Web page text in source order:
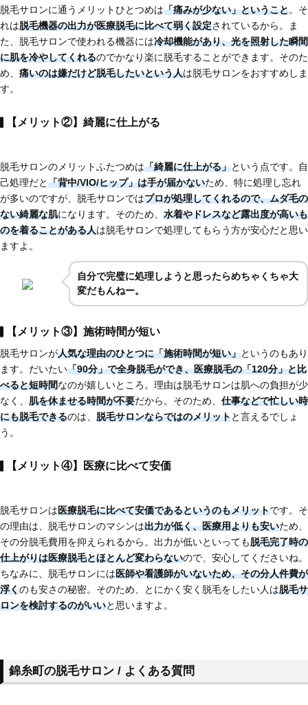
脱毛サロンに通うメリットひとつめは「痛みが少ない」ということ。そ
れは脱毛機器の出力が医療脱毛に比べて弱く設定されているから。ま
た、脱毛サロンで使われる機器には冷却機能があり、光を照射した瞬間
に肌を冷やしてくれるのでかなり楽に脱毛することができます。そのた
め、 痛いのは嫌だけど脱毛したいという人は脱毛サロンをおすすめしま
す。
【メリット②】綺麗に仕上がる
脱毛サロンのメリットふたつめは「綺麗に仕上がる」という点です。自
己処理だと「背中/VIO/ヒップ」は手が届かないため、特に処理し忘れ
が多いのですが、脱毛サロンではプロが処理してくれるので、ムダ毛の
ない綺麗な肌になります。そのため、 水着やドレスなど露出度が高いも
のを着ることがある人は脱毛サロンで処理してもらう方が安心だと思い
ますよ。
自分で完璧に処理しようと思ったらめちゃくちゃ大
変だもんねー。
【メリット③】施術時間が短い
脱毛サロンが人気な理由のひとつに「施術時間が短い」というのもあり
ます。だいたい「90分」で全身脱毛ができ、医療脱毛の「120分」と比
べると短時間なのが嬉しいところ。理由は脱毛サロンは肌への負担が少
なく、 肌を休ませる時間が不要だから。そのため、 仕事などで忙しい時
にも脱毛できるのは、 脱毛サロンならではのメリットと言えるでしょ
う。
【メリット④】医療に比べて安価
脱毛サロンは医療脱毛に比べて安価であるというのもメリットです。そ
の理由は、脱毛サロンのマシンは出力が低く、医療用よりも安いため、
その分脱毛費用を抑えられるから。出力が低いといっても脱毛完了時の
仕上がりは医療脱毛とほとんど変わらないので、安心してくださいね。
ちなみに、脱毛サロンには医師や看護師がいないため、その分人件費が
浮くのも安さの秘密。そのため、とにかく安く脱毛をしたい人は脱毛サ
ロンを検討するのがいいと思いますよ。
錦糸町の脱毛サロン / よくある質問